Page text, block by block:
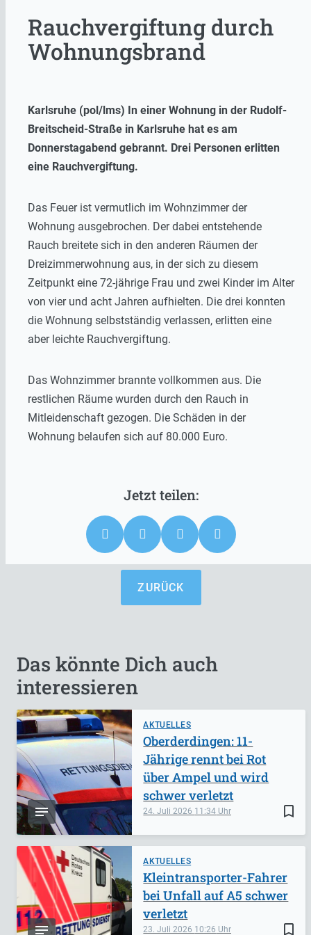
Rauchvergiftung durch
Wohnungsbrand
Karlsruhe (pol/lms) In einer Wohnung in der Rudolf-
Breitscheid-Straße in Karlsruhe hat es am
Donnerstagabend gebrannt. Drei Personen erlitten
eine Rauchvergiftung.
Das Feuer ist vermutlich im Wohnzimmer der
Wohnung ausgebrochen. Der dabei entstehende
Rauch breitete sich in den anderen Räumen der
Dreizimmerwohnung aus, in der sich zu diesem
Zeitpunkt eine 72-jährige Frau und zwei Kinder im Alter
von vier und acht Jahren aufhielten. Die drei konnten
die Wohnung selbstständig verlassen, erlitten eine
aber leichte Rauchvergiftung.
Das Wohnzimmer brannte vollkommen aus. Die
restlichen Räume wurden durch den Rauch in
Mitleidenschaft gezogen. Die Schäden in der
Wohnung belaufen sich auf 80.000 Euro.
ZURÜCK
Das könnte Dich auch
interessieren
AKTUELLES
bookmark_border
24. Juli 2026 11:34
Oberderdingen: 11-
Jährige rennt bei Rot
über Ampel und wird
schwer verletzt
AKTUELLES
bookmark_border
23. Juli 2026 10:26
Kleintransporter-Fahrer
bei Unfall auf A5 schwer
verletzt